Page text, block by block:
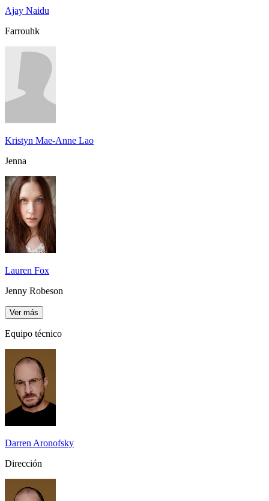
Ajay Naidu
Farrouhk
Kristyn Mae-Anne Lao
Jenna
Lauren Fox
Jenny Robeson
Ver más
Equipo técnico
Darren Aronofsky
Dirección